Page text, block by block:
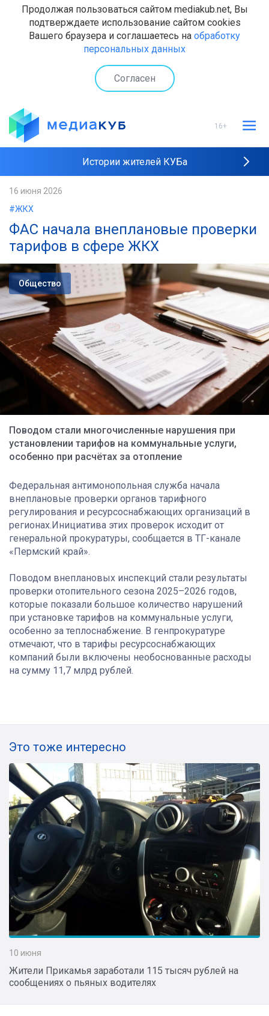
Продолжая пользоваться сайтом mediakub.net, Вы
подтверждаете использование сайтом cookies
Вашего браузера и соглашаетесь на обработку
персональных данных
Согласен
16+
Истории жителей КУБа
16 июня 2026
#ЖКХ
ФАС начала внеплановые проверки
тарифов в сфере ЖКХ
Общество
Поводом стали многочисленные нарушения при
установлении тарифов на коммунальные услуги,
особенно при расчётах за отопление
Федеральная антимонопольная служба начала
внеплановые проверки органов тарифного
регулирования и ресурсоснабжающих организаций в
регионах.Инициатива этих проверок исходит от
генеральной прокуратуры, сообщается в ТГ-канале
«Пермский край».
Поводом внеплановых инспекций стали результаты
проверки отопительного сезона 2025–2026 годов,
которые показали большое количество нарушений
при установке тарифов на коммунальные услуги,
особенно за теплоснабжение. В генпрокуратуре
отмечают, что в тарифы ресурсоснабжающих
компаний были включены необоснованные расходы
на сумму 11,7 млрд рублей.
Это тоже интересно
10 июня
Жители Прикамья заработали 115 тысяч рублей на
сообщениях о пьяных водителях